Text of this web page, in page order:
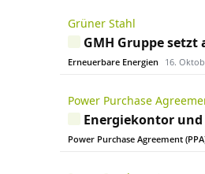
Grüner Stahl
GMH Gruppe
Erneuerbare Energien 16.
Power Purchase
Energiekontor und
Power Purchase Agreement